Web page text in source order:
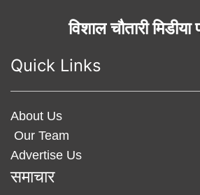
विशाल चौतारी मिडीया
Quick Links
About Us
Our Team
Advertise Us
समाचार